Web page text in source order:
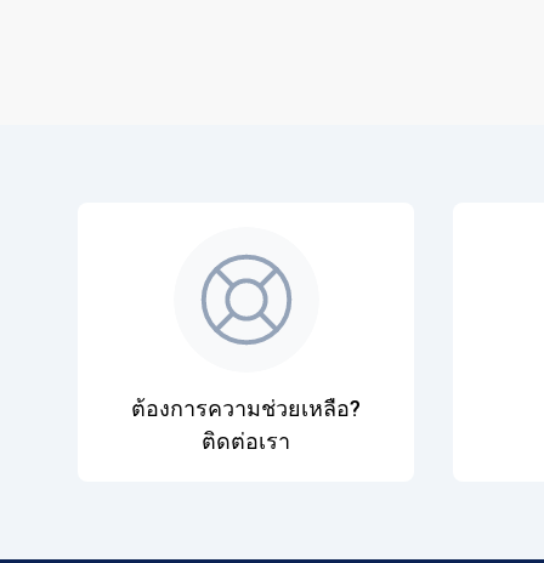
ต้องการความช่วยเหลือ?
ติดต่อเรา